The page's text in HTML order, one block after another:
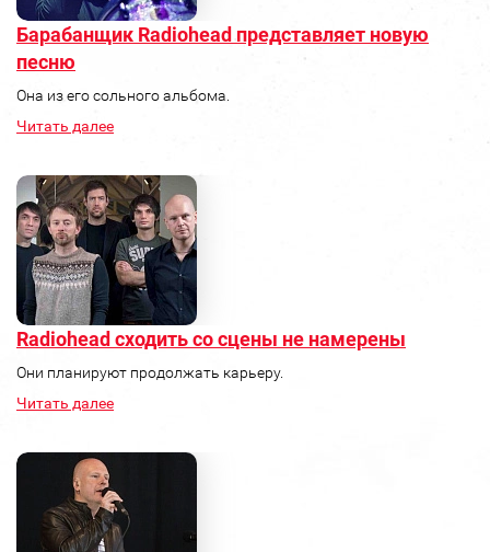
Барабанщик Radiohead представляет новую
песню
Она из его сольного альбома.
Читать далее
Radiohead сходить со сцены не намерены
Они планируют продолжать карьеру.
Читать далее